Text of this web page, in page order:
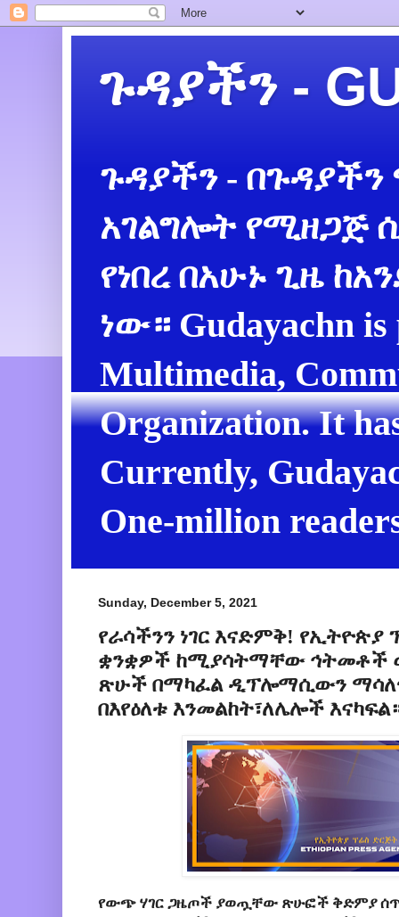
ጉዳያችን -
ጉዳያችን -
አገልግሎት የሚዘጋጅ
የነበረ በአሁኑ ጊዜ
ነው። Gudayachn is
Multimedia,
Organization. It
Currently,
One-million
Sunday, December 5, 2021
የራሳችንን ነገር እናድምቅ!
ቋንቋዎች ከሚያሳትማቸው ኅትመቶች
ጽሁች በማካፈል ዲፕሎማሲውን
በእየዕለቱ እንመልከት፣ለሌሎች
የውጭ ሃገር ጋዜጦች ያወጧቸው ጽሁፎች ቅድምያ